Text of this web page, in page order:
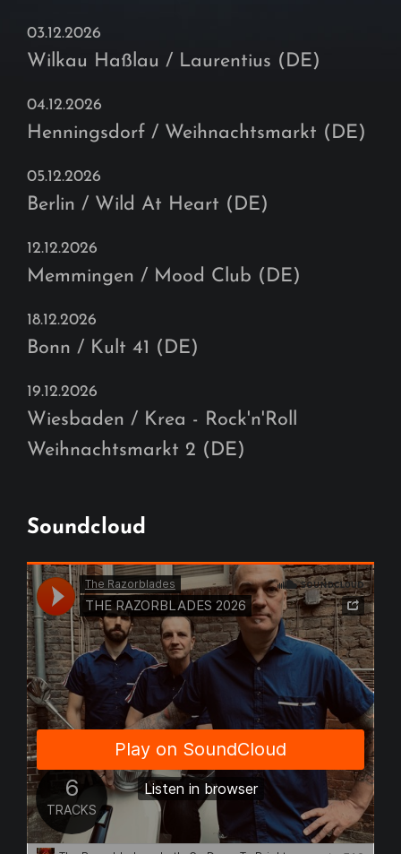
03.12.2026
Wilkau Haßlau / Laurentius (DE)
04.12.2026
Henningsdorf / Weihnachtsmarkt (DE)
05.12.2026
Berlin / Wild At Heart (DE)
12.12.2026
Memmingen / Mood Club (DE)
18.12.2026
Bonn / Kult 41 (DE)
19.12.2026
Wiesbaden / Krea - Rock'n'Roll
Weihnachtsmarkt 2 (DE)
Soundcloud